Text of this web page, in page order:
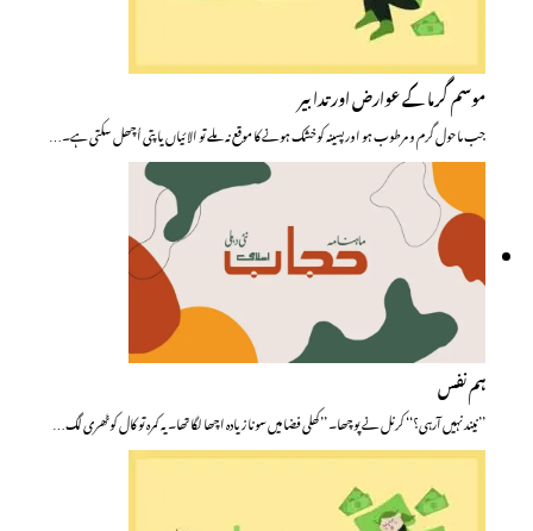
موسم گرما کے عوارض اور تدابیر
جب ماحول گرم و مرطوب ہو اورپسینہ کوخشک ہونے کا موقع نہ ملے تو الائیاں یا پتی اُچھل سکتی ہے۔…
ہم نفس
’’نیند نہیں آرہی؟‘‘ کرنل نے پوچھا۔ ’’کھلی فضا میں سونا زیادہ اچھا لگا تھا۔ یہ کمرہ تو کال کوٹھری لگ…